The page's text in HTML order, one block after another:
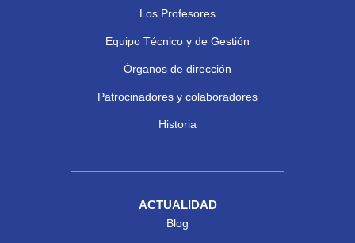
Los Profesores
Equipo Técnico y de Gestión
Órganos de dirección
Patrocinadores y colaboradores
Historia
ACTUALIDAD
Blog